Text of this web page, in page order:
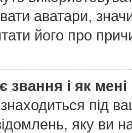
аватари,
його про
і як мені
під
яку ви